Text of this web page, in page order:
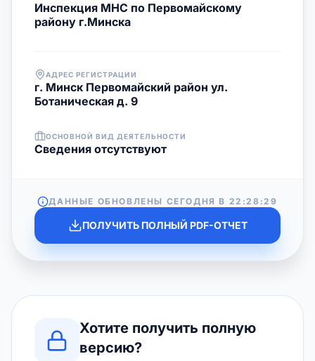
Инспекция МНС по Первомайскому
району г.Минска
АДРЕС РЕГИСТРАЦИИ
г. Минск Первомайский район ул.
Ботаническая д. 9
ОСНОВНОЙ ВИД ДЕЯТЕЛЬНОСТИ
Cведения отсутствуют
ДАННЫЕ ОБНОВЛЕНЫ СЕГОДНЯ В 22:28:29
ПОЛУЧИТЬ ПОЛНЫЙ PDF-ОТЧЕТ
Хотите получить полную
версию?